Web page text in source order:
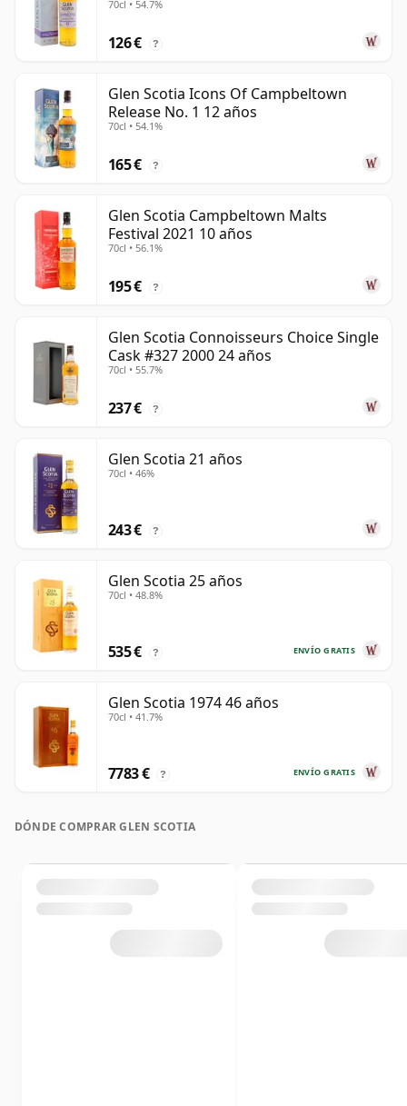
70cl • 54.7%
126 € ?
Glen Scotia Icons Of Campbeltown
Release No. 1 12 años
70cl • 54.1%
165 € ?
Glen Scotia Campbeltown Malts
Festival 2021 10 años
70cl • 56.1%
195 € ?
Glen Scotia Connoisseurs Choice Single
Cask #327 2000 24 años
70cl • 55.7%
237 € ?
Glen Scotia 21 años
70cl • 46%
243 € ?
Glen Scotia 25 años
70cl • 48.8%
ENVÍO GRATIS
535 € ?
Glen Scotia 1974 46 años
70cl • 41.7%
ENVÍO GRATIS
7783 € ?
DÓNDE COMPRAR GLEN SCOTIA